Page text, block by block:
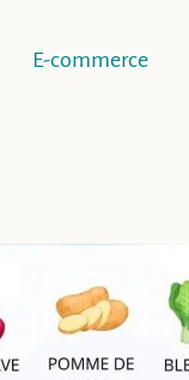
E-commerce